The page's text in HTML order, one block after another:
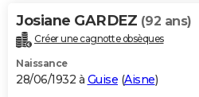
Josiane GARDEZ (92 ans)
Créer une cagnotte obsèques
Naissance
28/06/1932 à Guise (Aisne)